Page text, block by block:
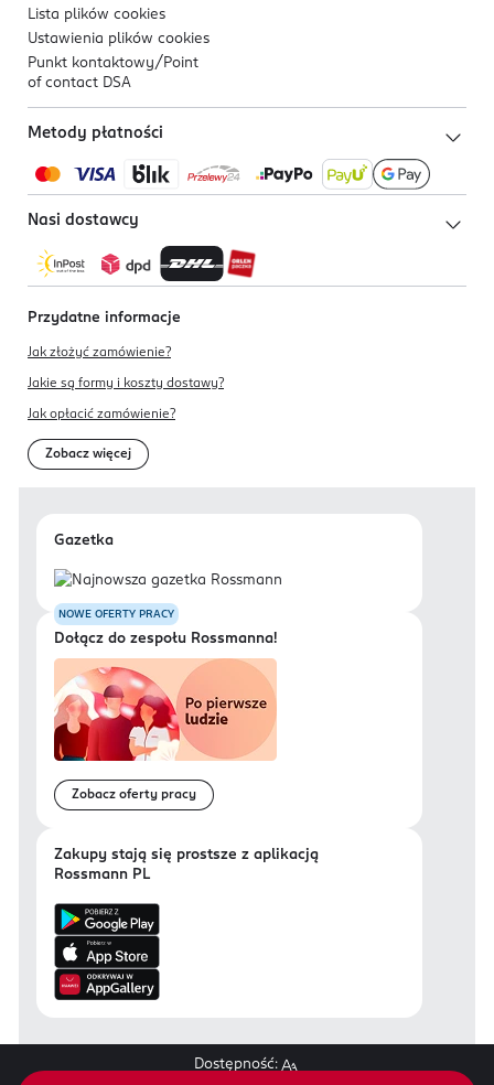
Lista plików cookies
Ustawienia plików cookies
Punkt kontaktowy/ Point
of contact DSA
Metody płatności
Nasi dostawcy
Przydatne informacje
Jak złożyć zamówienie?
Jakie są formy i koszty dostawy?
Jak opłacić zamówienie?
Zobacz więcej
Gazetka
NOWE OFERTY PRACY
Dołącz do zespołu Rossmanna!
Zobacz oferty pracy
Zakupy stają się prostsze z aplikacją
Rossmann PL
Dostępność: